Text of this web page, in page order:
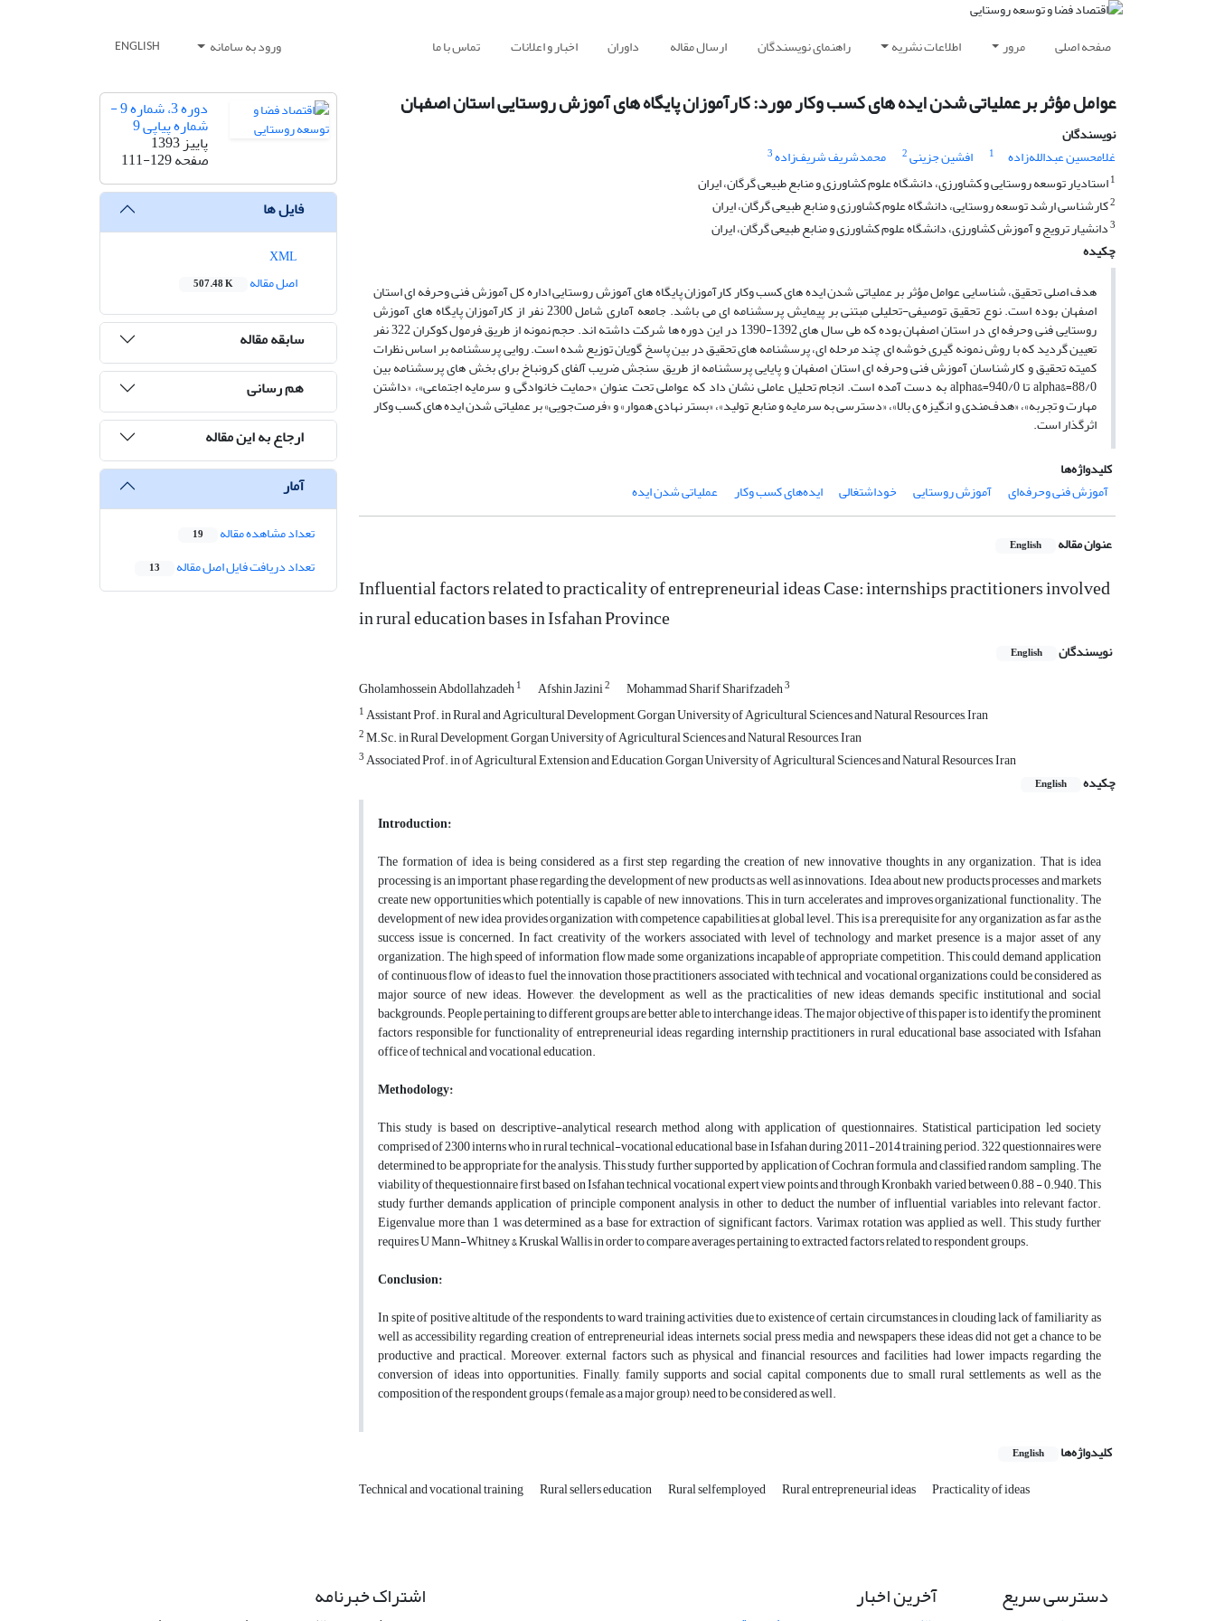
صفحه اصلی مرور اطلاعات نشریه راهنمای نویسندگان ارسال مقاله داوران اخبار و اعلانات تماس با ما ورود به سامانه ENGLISH
عوامل مؤثر بر عملیاتی شدن ایده های کسب وکار مورد: کارآموزان پایگاه های آموزش روستایی استان اصفهان
نویسندگان
غلامحسین عبدالله‌زاده
1 افشین جزینی2 محمدشریف شریف‌زاده3
1استادیار توسعه روستایی و کشاورزی، دانشگاه علوم کشاورزی و منابع طبیعی گرگان، ایران
2کارشناسی ارشد توسعه روستایی، دانشگاه علوم کشاورزی و منابع طبیعی گرگان، ایران
3دانشیار ترویج و آموزش کشاورزی، دانشگاه علوم کشاورزی و منابع طبیعی گرگان، ایران
چکیده
هدف اصلی تحقیق، شناسایی عوامل مؤثر بر عملیاتی شدن ایده های کسب وکار کارآموزان پایگاه های آموزش روستایی اداره کل آموزش فنی وحرفه ای استان
اصفهان بوده است. نوع تحقیق توصیفی-تحلیلی مبتنی بر پیمایش پرسشنامه ای می باشد. جامعه آماری شامل 2300 نفر از کارآموزان پایگاه های آموزش
روستایی فنی وحرفه ای در استان اصفهان بوده که طی سال های 1392-1390 در این دوره ها شرکت داشته اند. حجم نمونه از طریق فرمول کوکران 322 نفر
تعیین گردید که با روش نمونه گیری خوشه ای چند مرحله ای، پرسشنامه های تحقیق در بین پاسخ گویان توزیع شده است. روایی پرسشنامه بر اساس نظرات
کمیته تحقیق و کارشناسان آموزش فنی وحرفه ای استان اصفهان و پایایی پرسشنامه از طریق سنجش ضریب آلفای کرونباخ برای بخش های پرسشنامه بین
88/0=&alpha تا 940/0=&alpha به دست آمده است. انجام تحلیل عاملی نشان داد که عواملی تحت عنوان «حمایت خانوادگی و سرمایه اجتماعی»، «داشتن
مهارت و تجربه»، «هدف‌مندی و انگیزه ی بالا»، «دسترسی به سرمایه و منابع تولید»، «بستر نهادی هموار» و «فرصت‌جویی» بر عملیاتی شدن ایده های کسب وکار
اثرگذار است.
کلیدواژه‌ها
آموزش‌ فنی وحرفه‌ای
آموزش روستایی خوداشتغالی ایده‌های کسب وکار عملیاتی شدن ایده
عنوان مقاله English
Influential factors related to practicality of entrepreneurial ideas Case: internships practitioners involved
in rural education bases in Isfahan Province
نویسندگان English
Gholamhossein Abdollahzadeh1 Afshin Jazini2 Mohammad Sharif Sharifzadeh3
1Assistant Prof. in Rural and Agricultural Development, Gorgan University of Agricultural Sciences and Natural Resources, Iran
2M.Sc. in Rural Development, Gorgan University of Agricultural Sciences and Natural Resources, Iran
3Associated Prof. in of Agricultural Extension and Education, Gorgan University of Agricultural Sciences and Natural Resources, Iran
چکیده
English
Introduction:
The formation of idea is being considered as a first step regarding the creation of newinnovative thoughts in any organization. That is idea
processing is an important phase regarding the development of new products as well as innovations. Idea about new products processes and markets
create new opportunities which potentially is capable of new innovations. This in turn, accelerates and improves organizational functionality. The
development of new idea provides organization with competence capabilities at global level. This is a prerequisite for any organization as far as the
success issue is concerned. In fact, creativity of the workers associated with level of technology and market presence is a major asset of any
organization. The high speed of information flow made some organizations incapable of appropriate competition. This could demand application
of continuous flow of ideas to fuel the innovation those practitioners associated with technical and vocational organizations could be considered as
major source of new ideas. However, the development as well as the practicalities of new ideas demands specific institutional and social
backgrounds. People pertaining to different groups are better able to interchange ideas. The major objective of this paper is to identify the prominent
factors responsible for functionality of entrepreneurial ideas regarding internship practitioners in rural educational base associated with Isfahan
office of technical and vocational education.
Methodology:
This study is based on descriptive-analytical research method along with application of questionnaires. Statistical participation led society
comprised of 2300 interns who in rural technical-vocational educational base in Isfahan during 2011-2014 training period. 322 questionnaires were
determined to be appropriate for the analysis. This study further supported by application of Cochran formula and classified random sampling. The
viability of thequestionnaire first based on Isfahan technical vocational expert view points and through Kronbakh varied between 0.88 - 0.940. This
study further demands application of principle component analysis, in other to deduct the number of influential variables into relevant factor.
Eigenvalue more than 1 was determined as a base for extraction of significant factors. Varimax rotation was applied as well. This study further
requires U Mann-Whitney & Kruskal Wallis in order to compare averages pertaining to extracted factors related to respondent groups.
Conclusion:
In spite of positive altitude of the respondents to ward training activities, due toexistence of certain circumstances in clouding lack of familiarity as
well as accessibility regarding creation of entrepreneurial ideas, internets, social press media and newspapers, these ideas did not get a chance to be
productive and practical. Moreover, external factors such as physical and financial resources and facilities had lower impacts regarding the
conversion of ideas into opportunities. Finally, family supports and social capital components due to small rural settlements as well as the
composition of the respondent groups (female as a major group), need to be considered as well.
کلیدواژه‌ها English
Technical and vocational training Rural sellers education Rural selfemployed Rural entrepreneurial ideas Practicality of ideas
دوره 3، شماره 9 -
شماره پیاپی 9
پاییز 1393
صفحه111-129
فایل ها
اصل مقاله
507.48 K
سابقه مقاله
هم رسانی
ارجاع به این مقاله
آمار
تعداد مشاهده مقاله 19
تعداد دریافت فایل اصل مقاله 13
دسترسی سریع آخرین اخبار اشتراک خبرنامه